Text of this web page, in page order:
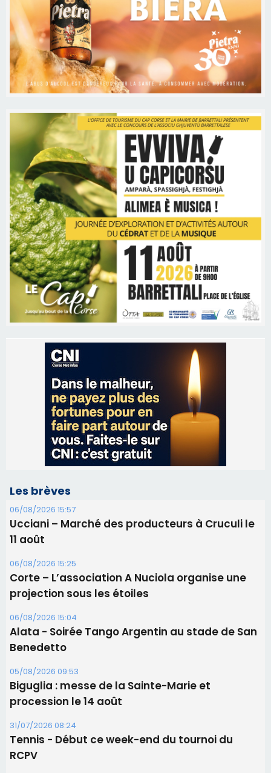
Les brèves
06/08/2026 15:57
Ucciani – Marché des producteurs à Cruculi le
11 août
06/08/2026 15:25
Corte – L’association A Nuciola organise une
projection sous les étoiles
06/08/2026 15:04
Alata - Soirée Tango Argentin au stade de San
Benedetto
05/08/2026 09:53
Biguglia : messe de la Sainte-Marie et
procession le 14 août
31/07/2026 08:24
Tennis - Début ce week-end du tournoi du
RCPV